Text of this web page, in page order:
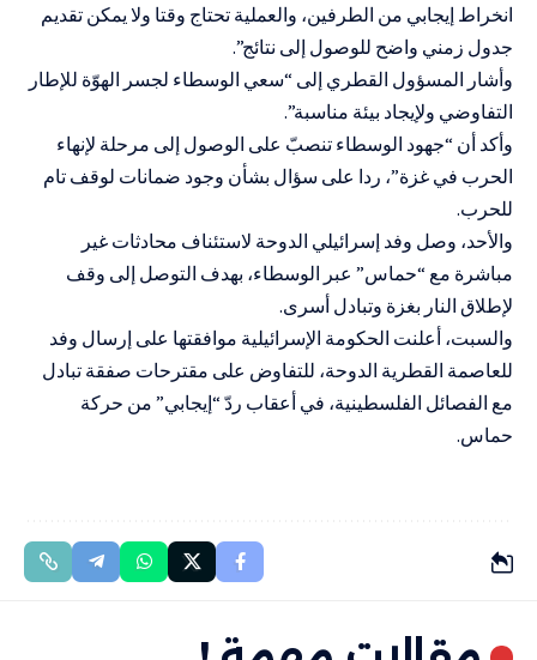
انخراط إيجابي من الطرفين، والعملية تحتاج وقتا ولا يمكن تقديم
جدول زمني واضح للوصول إلى نتائج”.
وأشار المسؤول القطري إلى “سعي الوسطاء لجسر الهوّة للإطار
التفاوضي ولإيجاد بيئة مناسبة”.
وأكد أن “جهود الوسطاء تنصبّ على الوصول إلى مرحلة لإنهاء
الحرب في غزة”، ردا على سؤال بشأن وجود ضمانات لوقف تام
للحرب.
والأحد، وصل وفد إسرائيلي الدوحة لاستئناف محادثات غير
مباشرة مع “حماس” عبر الوسطاء، بهدف التوصل إلى وقف
لإطلاق النار بغزة وتبادل أسرى.
والسبت، أعلنت الحكومة الإسرائيلية موافقتها على إرسال وفد
للعاصمة القطرية الدوحة، للتفاوض على مقترحات صفقة تبادل
مع الفصائل الفلسطينية، في أعقاب ردّ “إيجابي” من حركة
حماس.